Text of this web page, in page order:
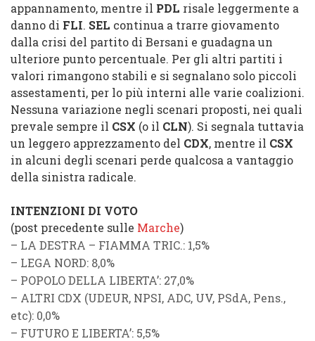
appannamento, mentre il PDL risale leggermente a
danno di FLI. SEL continua a trarre giovamento
dalla crisi del partito di Bersani e guadagna un
ulteriore punto percentuale. Per gli altri partiti i
valori rimangono stabili e si segnalano solo piccoli
assestamenti, per lo più interni alle varie coalizioni.
Nessuna variazione negli scenari proposti, nei quali
prevale sempre il CSX (o il CLN). Si segnala tuttavia
un leggero apprezzamento del CDX, mentre il CSX
in alcuni degli scenari perde qualcosa a vantaggio
della sinistra radicale.
INTENZIONI DI VOTO
(post precedente sulle Marche)
– LA DESTRA – FIAMMA TRIC.: 1,5%
– LEGA NORD: 8,0%
– POPOLO DELLA LIBERTA’: 27,0%
– ALTRI CDX (UDEUR, NPSI, ADC, UV, PSdA, Pens.,
etc): 0,0%
– FUTURO E LIBERTA’: 5,5%